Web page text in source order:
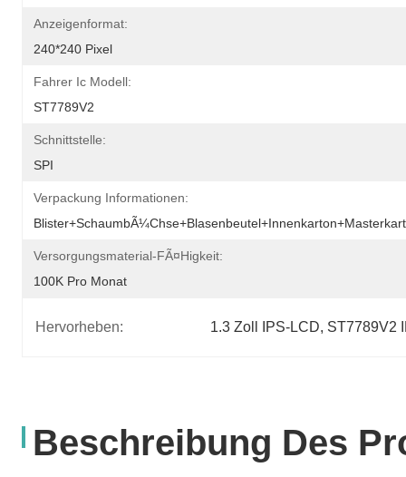
Anzeigenformat:
240*240 Pixel
Fahrer Ic Modell:
ST7789V2
Schnittstelle:
SPI
Verpackung Informationen:
Versorgungsmaterial-FÃ¤higkeit:
100K Pro Monat
Hervorheben: 1.3 Zoll IPS-LCD, ST7789V2
Beschreibung Des